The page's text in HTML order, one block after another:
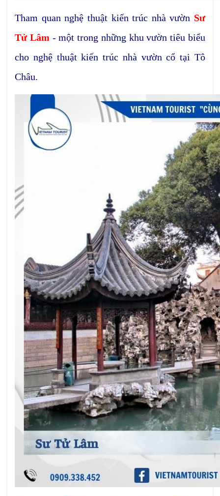
Tham quan nghệ thuật kiến trúc nhà vườn Sư
Tử Lâm - một trong những khu vườn tiêu biểu
cho nghệ thuật kiến trúc nhà vườn cổ tại Tô
Châu.